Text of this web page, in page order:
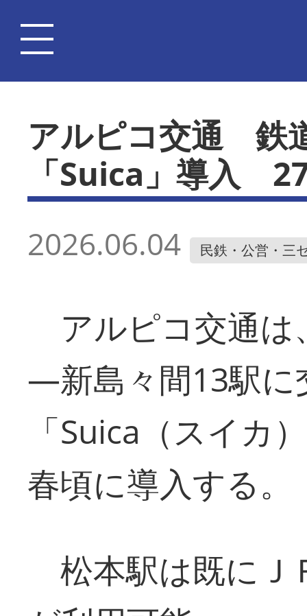
アルピコ交通 鉄
「Suica」導入
2026.06.04 民鉄・公営・三
アルピコ交通は
―新島々間13駅に
「Suica（スイカ
春頃に導入する。
松本駅は既にＪ